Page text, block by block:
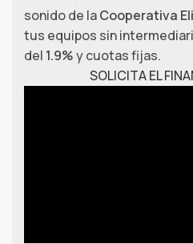
sonido de laCooperativa
tus equipos sin
del 1.9%y cuotas fijas.
SOLICITA EL